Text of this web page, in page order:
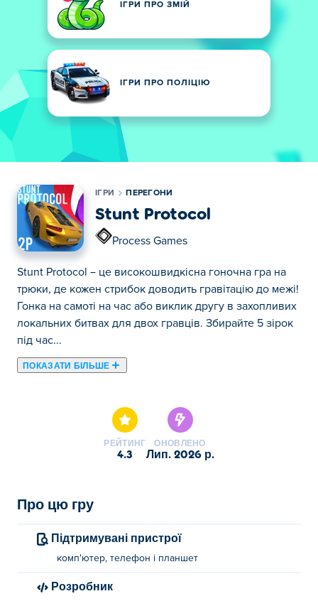
ІГРИ ПРО ЗМІЙ
ІГРИ ПРО ПОЛІЦІЮ
ІГРИ ПЕРЕГОНИ
Stunt Protocol
Process Games
Stunt Protocol – це високошвидкісна гоночна гра на
трюки, де кожен стрибок доводить гравітацію до межі!
Гонка на самоті на час або виклик другу в захопливих
локальних битвах для двох гравців. Збирайте 5 зірок
під час...
ПОКАЗАТИ БІЛЬШЕ
Гонка на самоті на час або виклик другу в захопливих
локальних битвах для двох гравців. Збирайте 5 зірок
під час кожного заїзду, щоб миттєво перетворити свій
повітряні трюки та опановуйте складні траси в стилі
Натисніть на газ, хапайте зірки та доведіть, що ви
можете подолати найкращу трасу для трюків!
Як грати в Stunt Protocol?
РЕЙТИНГ
4.3
ОНОВЛЕНО
лип. 2026 р.
Про цю гру
Підтримувані пристрої
комп'ютер, телефон і планшет
Розробник